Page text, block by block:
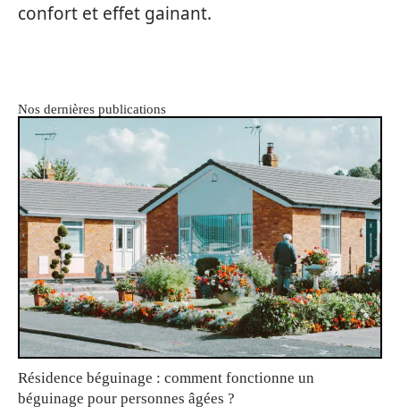
confort et effet gainant.
Nos dernières publications
Résidence béguinage : comment fonctionne un
béguinage pour personnes âgées ?